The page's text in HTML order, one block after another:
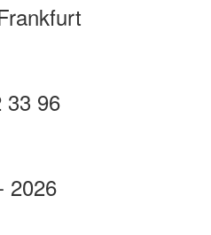
33 96
2026